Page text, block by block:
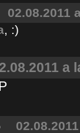
02.08.2011
, :)
a